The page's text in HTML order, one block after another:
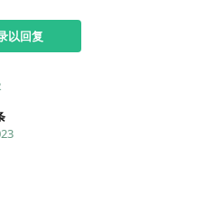
以回复